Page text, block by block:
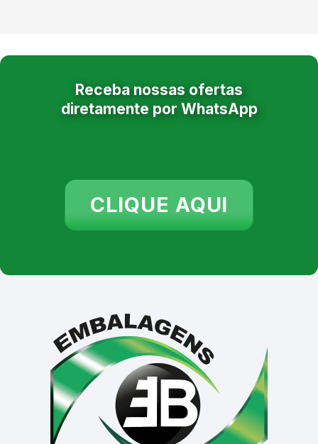
Receba nossas ofertas
diretamente por WhatsApp
CLIQUE AQUI